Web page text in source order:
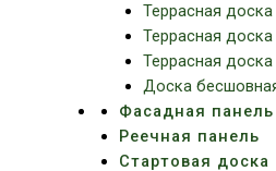
Террасная доска
Террасная
Террасная доска
Доска
Фасадная панель
Реечная панель
Стартовая доска